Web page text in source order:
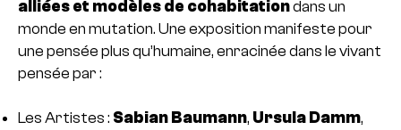
alliées et modèles de cohabitationdans un
monde en mutation. Une exposition manifeste pour
une pensée plus qu’humaine, enracinée dans le vivant
pensée par :
Les Artistes : Sabian Baumann, Ursula Damm,